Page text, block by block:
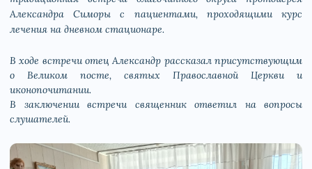
Александра Симоры с пациентами, проходящими курс
лечения на дневном стационаре.
В ходе встречи отец Александр рассказал присутствующим
о Великом посте, святых Православной Церкви и
иконопочитании.
В заключении встречи священник ответил на вопросы
слушателей.